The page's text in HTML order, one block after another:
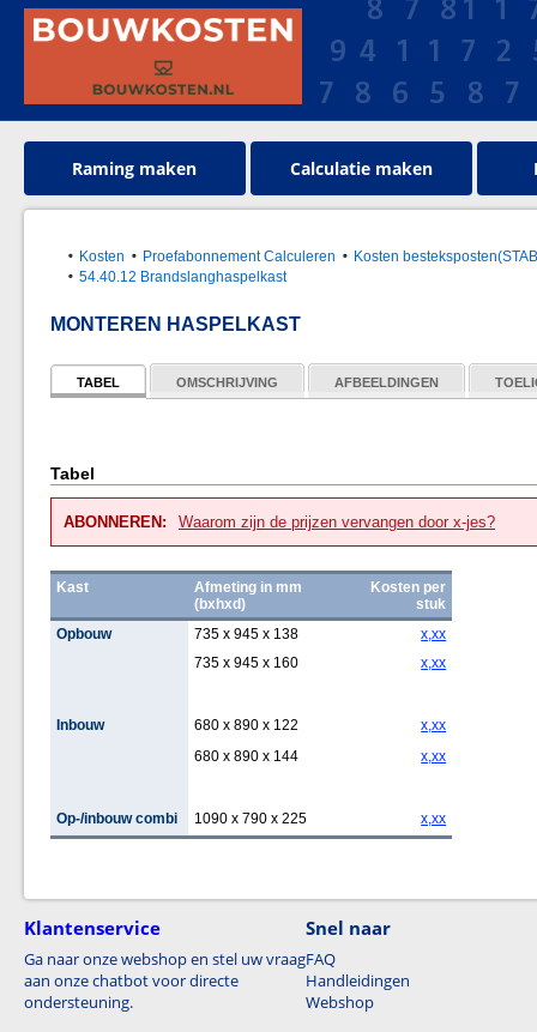
Raming maken Calculatie maken
Kosten Proefabonnement Calculeren
Kosten
54.40.12 Brandslanghaspelkast
MONTEREN HASPELKAST
TABEL OMSCHRIJVING AFBEELDINGEN
Tabel
ABONNEREN: Waarom zijn de prijzen vervangen door x-jes?
Kast
Afmeting in mm
(bxhxd)
Kosten per
stuk
Opbouw
735 x 945 x 138
x,xx
735 x 945 x 160
x,xx
Inbouw 680 x 890 x 122
x,xx
680 x 890 x 144
x,xx
Op-/inbouw combi 1090 x 790 x 225 x,xx
Klantenservice
Ga naar onze webshop en stel uw vraag
aan onze chatbot voor directe
ondersteuning.
Snel naar
FAQ
Handleidingen
Webshop